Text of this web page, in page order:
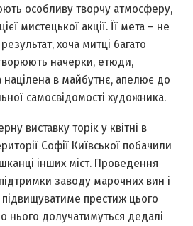
особливу творчу атмосферу,
мистецької акції. Її мета – не
хоча митці багато
начерки, етюди,
в майбутнє, апелює до
самосвідомості художника.
виставку торік у квітні в
Софії Київської побачили
інших міст. Проведення
заводу марочних вин і
престиж цього
нього долучатимуться дедалі